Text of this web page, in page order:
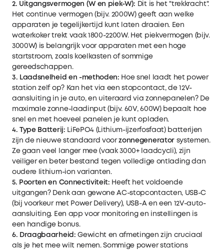
2. Uitgangsvermogen (W en piek-W): Dit is het "trekkracht".
Het continue vermogen (bijv. 2000W) geeft aan welke
apparaten je tegelijkertijd kunt laten draaien. Een
waterkoker trekt vaak 1800-2200W. Het piekvermogen (bijv.
3000W) is belangrijk voor apparaten met een hoge
startstroom, zoals koelkasten of sommige
gereedschappen.
3. Laadsnelheid en -methoden: Hoe snel laadt het power
station zelf op? Kan het via een stopcontact, de 12V-
aansluiting in je auto, en uiteraard via zonnepanelen? De
maximale zonne-laadinput (bijv. 60V, 600W) bepaalt hoe
snel en met hoeveel panelen je kunt opladen.
4. Type Batterij: LiFePO4 (Lithium-ijzerfosfaat) batterijen
zijn de nieuwe standaard voorzonnegeneratorsystemen.
Ze gaan veel langer mee (vaak 3000+ laadcycli), zijn
veiliger en beter bestand tegen volledige ontlading dan
oudere lithium-ion varianten.
5. Poorten en Connectiviteit: Heeft het voldoende
uitgangen? Denk aan gewone AC-stopcontacten, USB-C
(bij voorkeur met Power Delivery), USB-A en een 12V-auto-
aansluiting. Een app voor monitoring en instellingen is
een handige bonus.
6. Draagbaarheid: Gewicht en afmetingen zijn cruciaal
als je het mee wilt nemen. Sommige power stations